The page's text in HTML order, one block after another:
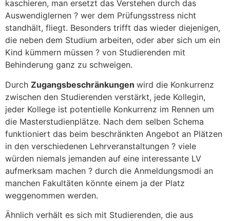
kaschieren, man ersetzt das Verstehen durch das
Auswendiglernen ? wer dem Prüfungsstress nicht
standhält, fliegt. Besonders trifft das wieder diejenigen,
die neben dem Studium arbeiten, oder aber sich um ein
Kind kümmern müssen ? von Studierenden mit
Behinderung ganz zu schweigen.
Durch Zugangsbeschränkungen wird die Konkurrenz
zwischen den Studierenden verstärkt, jede Kollegin,
jeder Kollege ist potentielle Konkurrenz im Rennen um
die Masterstudienplätze. Nach dem selben Schema
funktioniert das beim beschränkten Angebot an Plätzen
in den verschiedenen Lehrveranstaltungen ? viele
würden niemals jemanden auf eine interessante LV
aufmerksam machen ? durch die Anmeldungsmodi an
manchen Fakultäten könnte einem ja der Platz
weggenommen werden.
Ähnlich verhält es sich mit Studierenden, die aus